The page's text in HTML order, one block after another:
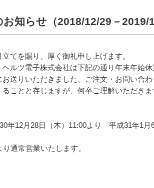
知らせ（2018/12/29－2019/
てを賜り、厚く御礼申し上げます。
ルツ電子株式会社は下記の通り年末年始休
送りいただきました、ご注文・お問い合
ことと存じますが、何卒ご理解いただき
年12月28日（木）11:00より 平成31年1月
通常営業いたします。